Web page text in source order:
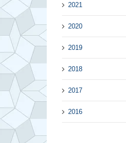
2021
2020
2019
2018
2017
2016